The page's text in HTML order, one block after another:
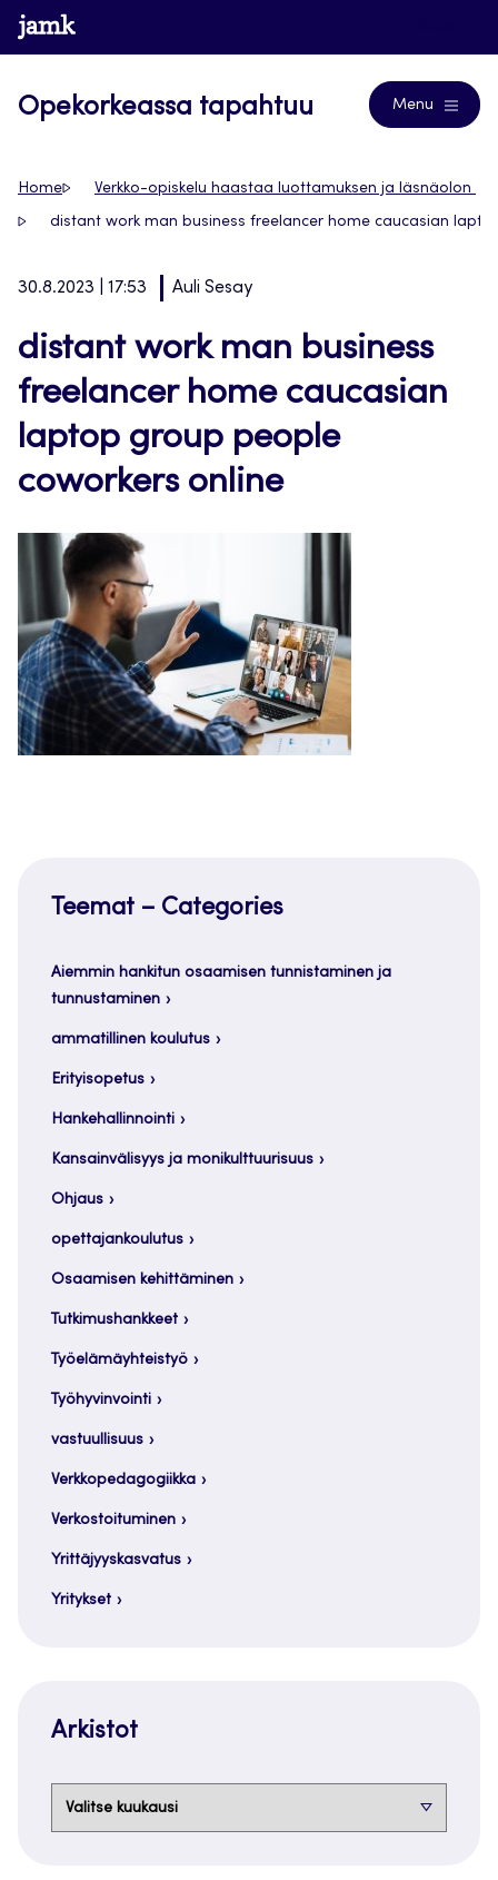
Siirry
suoraan
www.jamk.fi
Opekorkeassa tapahtuu Menu
Home Verkko-opiskelu haastaa luottamuksen ja läsnäolon
distant work man business freelancer home caucasian
30.8.2023 | 17:53 Auli Sesay
distant work man business
freelancer home caucasian
laptop group people
coworkers online
Teemat – Categories
Aiemmin hankitun osaamisen tunnistaminen ja
tunnustaminen
ammatillinen koulutus
Erityisopetus
Hankehallinnointi
Kansainvälisyys ja monikulttuurisuus
Ohjaus
opettajankoulutus
Osaamisen kehittäminen
Tutkimushankkeet
Työelämäyhteistyö
Työhyvinvointi
vastuullisuus
Verkkopedagogiikka
Verkostoituminen
Yrittäjyyskasvatus
Yritykset
Arkistot